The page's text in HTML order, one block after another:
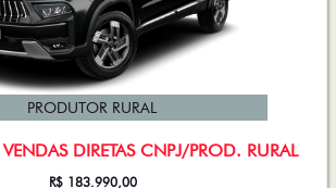
DIRETAS CNPJ/PROD. RURAL
PRODUTOR RURAL
R$ 183.990,00